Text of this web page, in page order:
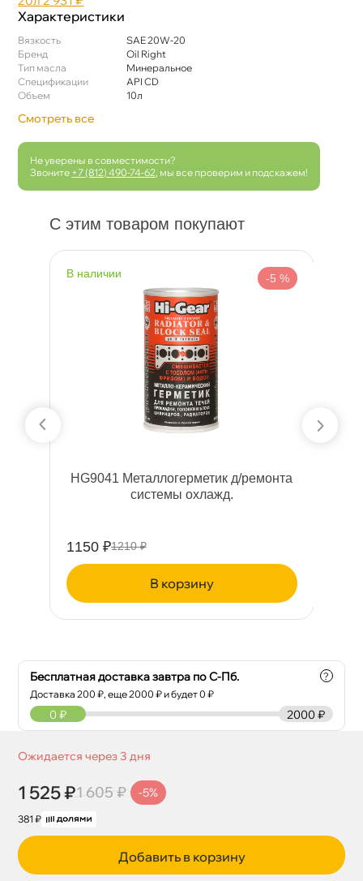
Характеристики
язкость
SAE 20W-20
Бренд
Oil Right
Тип масла
Минеральное
Спецификации
API СD
Объем
10л
Смотреть все
Не уверены в совместимости?
Звоните +7 (812) 490-74-62 , мы все проверим и подскажем!
С этим товаром покупают
наличии -5 %
HG9041 Металлогерметик д/ремонта
системы охлажд.
1150 ₽1210 ₽
корзину
Бесплатная доставка завтра по С-Пб.
Доставка200 ₽, еще2000 ₽ и будет 0 ₽
?
2000 ₽
0 ₽
Ожидается через 3 дня
1 525 ₽1 605 ₽ -5%
381 ₽
Добавить в корзину